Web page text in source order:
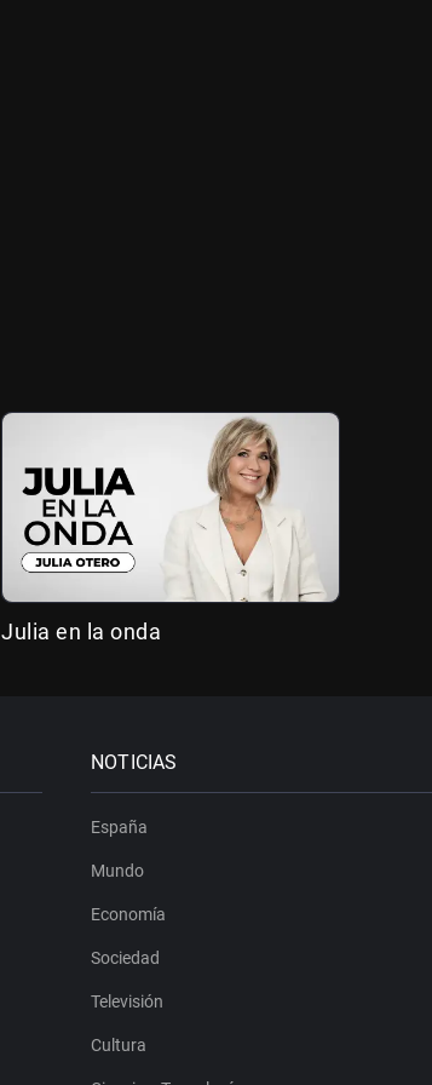
Julia en la onda
NOTICIAS
España
Mundo
Economía
Sociedad
Televisión
Cultura